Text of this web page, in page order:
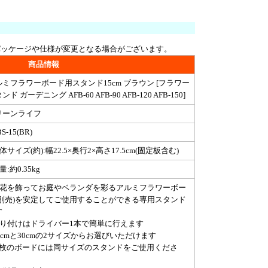
ケージや仕様が変更となる場合がございます。
商品情報
ミフラワーボード用スタンド15cm ブラウン [フラワー
ンド ガーデニング AFB-60 AFB-90 AFB-120 AFB-150]
ーンライフ
15(BR)
サイズ(約):幅22.5×奥行2×高さ17.5cm(固定板含む)
:約0.35kg
を飾ってお庭やベランダを彩るアルミフラワーボー
売)を安定してご使用することができる専用スタンド
付けはドライバー1本で簡単に行えます
と30cmの2サイズからお選びいただけます
のボードには同サイズのスタンドをご使用くださ